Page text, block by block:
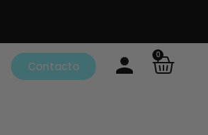
Contacto
0